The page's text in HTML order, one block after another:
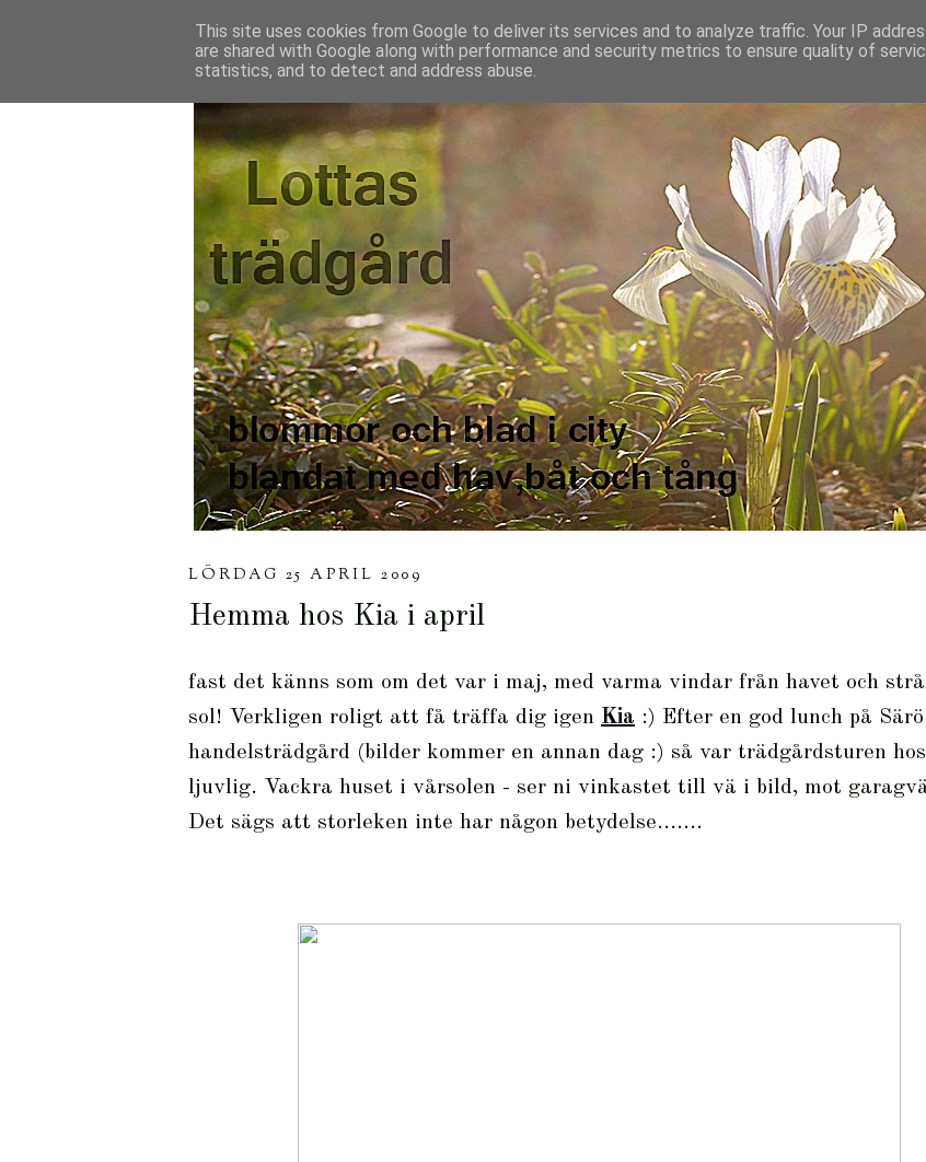
LÖRDAG 25 APRIL 2009
Hemma hos Kia i april
fast det känns som om det var i maj, med varma vindar från havet och
sol! Verkligen roligt att få träffa dig igen Kia :) Efter en god lunch på Särö
handelsträdgård (bilder kommer en annan dag :) så var trädgårdsturen
ljuvlig. Vackra huset i vårsolen - ser ni vinkastet till vä i bild, mot
Det sägs att storleken inte har någon betydelse.......
This site uses cookies from Google to deliver its services and to analyze traffic. Your IP
are shared with Google along with performance and security metrics to ensure quality of
statistics, and to detect and address abuse.